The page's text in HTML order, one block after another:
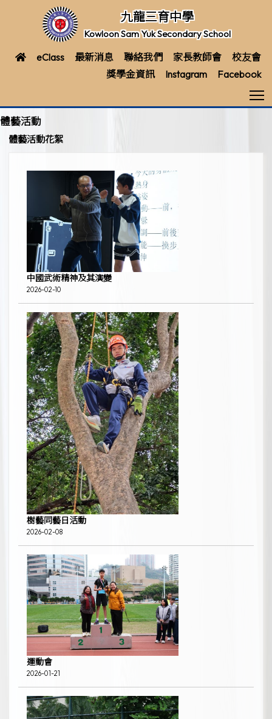
九龍三育中學
Kowloon Sam Yuk Secondary School
eClass 最新消息 聯絡我們 家長教師會
校友會
獎學金資訊
Instagram Facebook
體藝活動
體藝活動花絮
中國武術精神及其演變
2026-02-10
樹藝同藝日活動
2026-02-08
運動會
2026-01-21